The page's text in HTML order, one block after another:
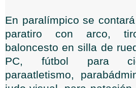
En paralímpico se
paratiro con arco,
baloncesto en silla de
PC, fútbol para
paraatletismo,